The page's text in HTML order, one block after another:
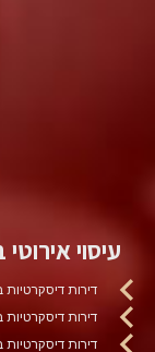
עיסוי אירוטי
דירות דיסקרטיות
דירות דיסקרטיות
דירות